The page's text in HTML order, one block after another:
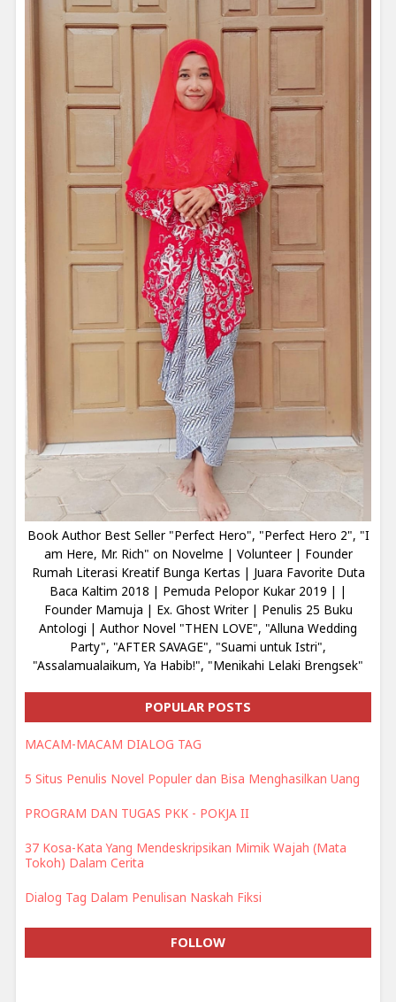
Book Author Best Seller "Perfect Hero", "Perfect Hero 2", "I
am Here, Mr. Rich" on Novelme | Volunteer | Founder
Rumah Literasi Kreatif Bunga Kertas | Juara Favorite Duta
Baca Kaltim 2018 | Pemuda Pelopor Kukar 2019 | |
Founder Mamuja | Ex. Ghost Writer | Penulis 25 Buku
Antologi | Author Novel "THEN LOVE", "Alluna Wedding
Party", "AFTER SAVAGE", "Suami untuk Istri",
"Assalamualaikum, Ya Habib!", "Menikahi Lelaki Brengsek"
POPULAR POSTS
MACAM-MACAM DIALOG TAG
5 Situs Penulis Novel Populer dan Bisa Menghasilkan Uang
PROGRAM DAN TUGAS PKK - POKJA II
37 Kosa-Kata Yang Mendeskripsikan Mimik Wajah (Mata
Tokoh) Dalam Cerita
Dialog Tag Dalam Penulisan Naskah Fiksi
FOLLOW